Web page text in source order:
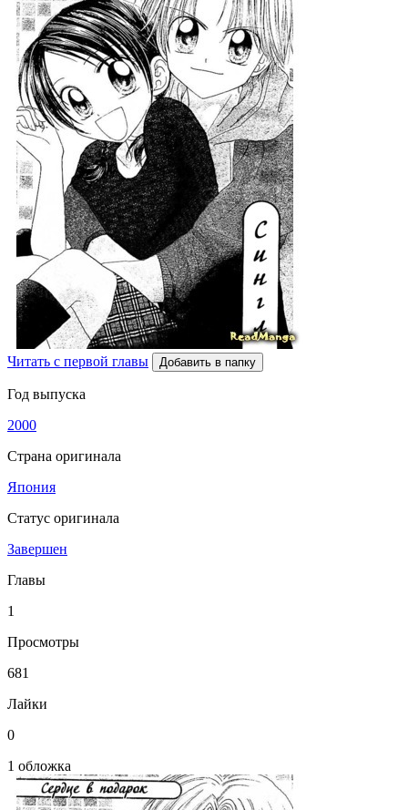
Читать с первой главы Добавить в папку
Год выпуска
2000
Страна оригинала
Япония
Статус оригинала
Завершен
Главы
1
Просмотры
681
Лайки
0
1 обложка